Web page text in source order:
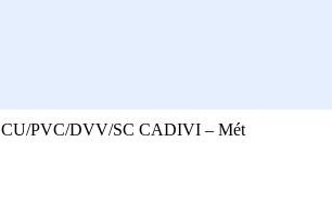
CU/PVC/DVV/SC CADIVI – Mét